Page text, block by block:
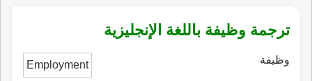
ترجمة وظيفة باللغة الإنجليزية
وظيفة Employment